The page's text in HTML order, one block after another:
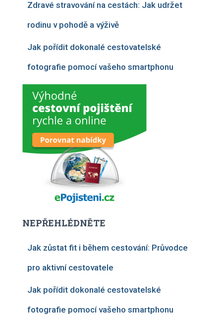
Zdravé stravování na cestách: Jak udržet
rodinu v pohodě a výživě
Jak pořídit dokonalé cestovatelské
fotografie pomocí vašeho smartphonu
NEPŘEHLÉDNĚTE
Jak zůstat fit i během cestování: Průvodce
pro aktivní cestovatele
Jak pořídit dokonalé cestovatelské
fotografie pomocí vašeho smartphonu